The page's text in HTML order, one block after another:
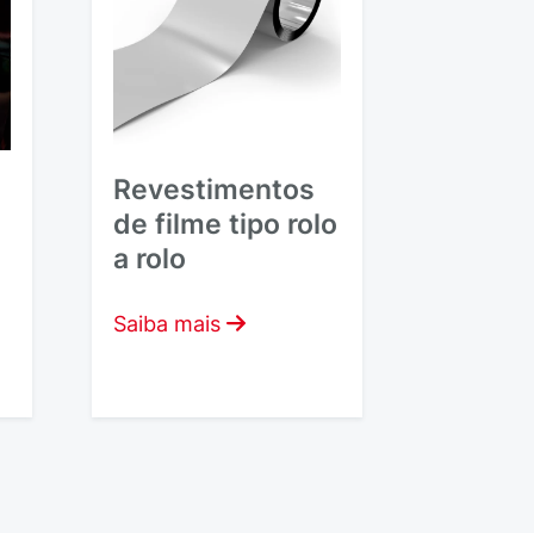
Revestimentos
de filme tipo rolo
a rolo
Saiba mais